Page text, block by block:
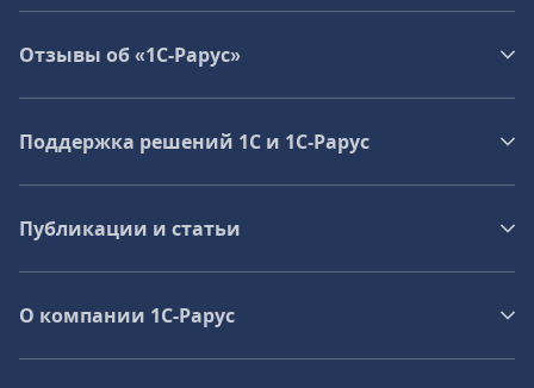
Отзывы об «1С-Рарус»
Поддержка решений 1С и 1С‑Рарус
Публикации и статьи
О компании 1C-Рарус